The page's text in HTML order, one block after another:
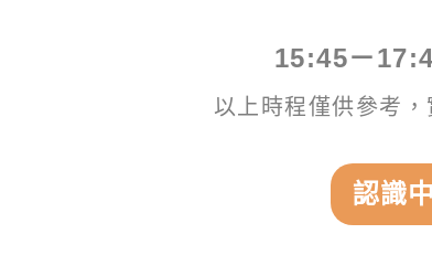
15:45－
以上時程僅供參考
認識